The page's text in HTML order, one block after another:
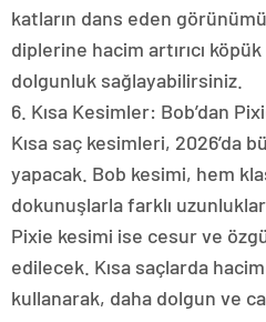
katların dans eden
diplerine hacim artırıcı
dolgunluk sağlayabilirsiniz.
6. Kısa Kesimler: Bob’dan
Kısa saç kesimleri, 2026’da
yapacak. Bob kesimi, hem
dokunuşlarla farklı
Pixie kesimi ise cesur ve
edilecek. Kısa saçlarda
kullanarak, daha dolgun ve